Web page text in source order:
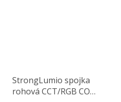
StrongLumio spojka
rohová CCT/RGB COB